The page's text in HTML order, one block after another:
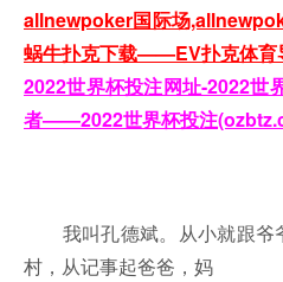
allnewpoker国际场
蜗牛扑克下载——EV扑克体
2022世界杯投注网址-2022世
者——2022世界杯投注
第一
我叫孔德斌。从小就跟爷
村，从记事起爸爸，妈